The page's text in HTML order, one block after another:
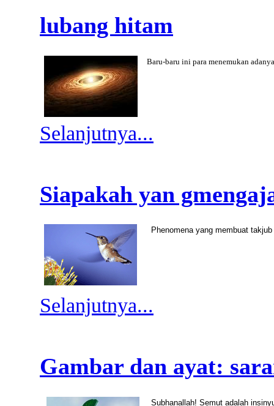
lubang hitam
Baru-baru ini para menemukan
Selanjutnya...
Siapakah yan
Phenomena yang membuat
Selanjutnya...
Gambar dan ayat:
Subhanallah! Semut adalah